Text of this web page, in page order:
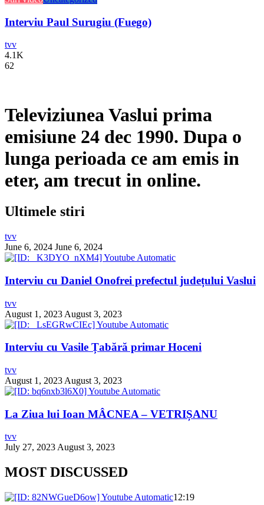
Interviu Paul Surugiu (Fuego)
tvv
4.1K
62
Televiziunea Vaslui prima
emisiune 24 dec 1990. Dupa o
lunga perioada ce am emis in
eter, am trecut in online.
Ultimele stiri
tvv
June 6, 2024 June 6, 2024
Interviu cu Daniel Onofrei prefectul județului Vaslui
tvv
August 1, 2023 August 3, 2023
Interviu cu Vasile Țabără primar Hoceni
tvv
August 1, 2023 August 3, 2023
La Ziua lui Ioan MÂCNEA – VETRIȘANU
tvv
July 27, 2023August 3, 2023
MOST DISCUSSED
12:19